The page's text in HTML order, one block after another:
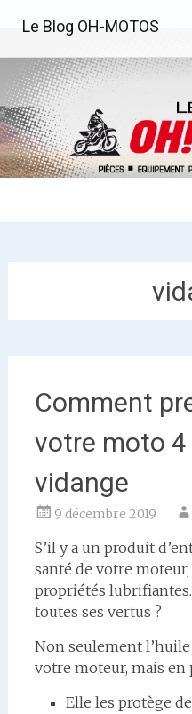
contenu
principal
Le Blog OH-MOTOS
Comment
votre moto
vidange
9 décembre 2019
S’il y a un produit
santé de votre moteur,
propriétés
toutes ses vertus ?
Non seulement
votre moteur, mais en
Elle les protège